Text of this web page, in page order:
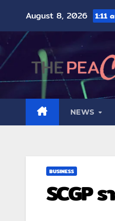
August 8, 2026 1:11
NEWS
BUSINESS
SCGP